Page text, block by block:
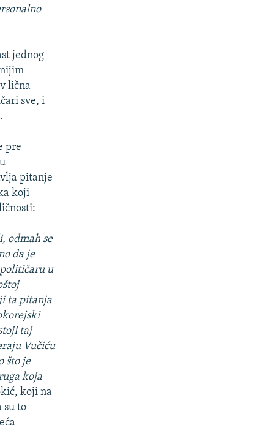
jednog
lična
sve, i
pre
pitanje
koji
odmah se
da je
u
ta pitanja
taj
Vučiću
što je
koja
koji na
su to